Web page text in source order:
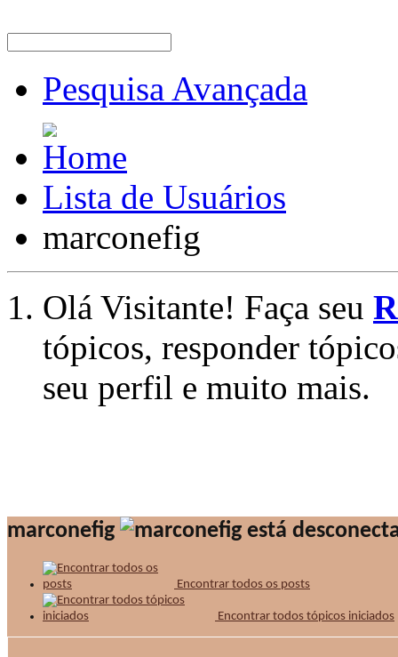
Pesquisa Avançada
Lista de Usuários
marconefig
Olá Visitante! Faça seu
tópicos, responder
seu perfil e muito mais.
marconefig
Encontrar todos os posts
Encontrar todos tópicos iniciados